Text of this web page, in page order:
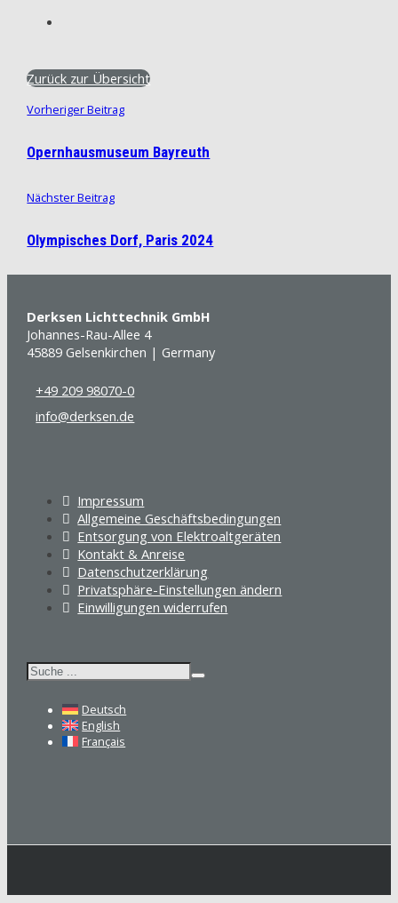
Zurück zur Übersicht
Vorheriger Beitrag
Opernhausmuseum Bayreuth
Nächster Beitrag
Olympisches Dorf, Paris 2024
Derksen Lichttechnik GmbH
Johannes-Rau-Allee 4
45889 Gelsenkirchen | Germany
+49 209 98070-0
info@derksen.de
Impressum
Allgemeine Geschäftsbedingungen
Entsorgung von Elektroaltgeräten
Kontakt & Anreise
Datenschutzerklärung
Privatsphäre-Einstellungen ändern
Einwilligungen widerrufen
Suchen
Deutsch
English
Français